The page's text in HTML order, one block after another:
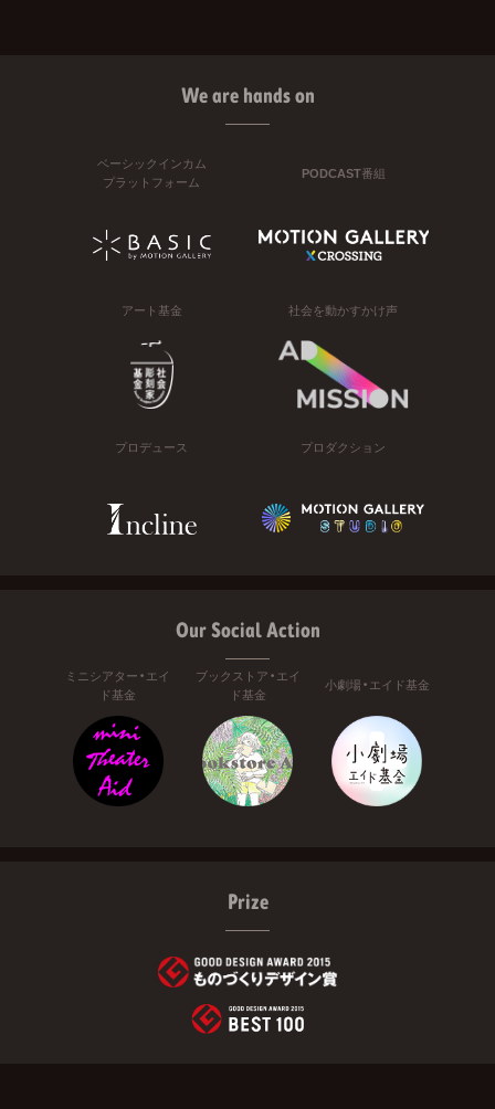
We are hands on
ベーシックインカム
プラットフォーム
PODCAST番組
アート基金 社会を動かすかけ声
プロデュース プロダクション
Our Social Action
ミニシアター・エイ
ド基金
ブックストア・エイ
ド基金
小劇場・エイド基金
Prize